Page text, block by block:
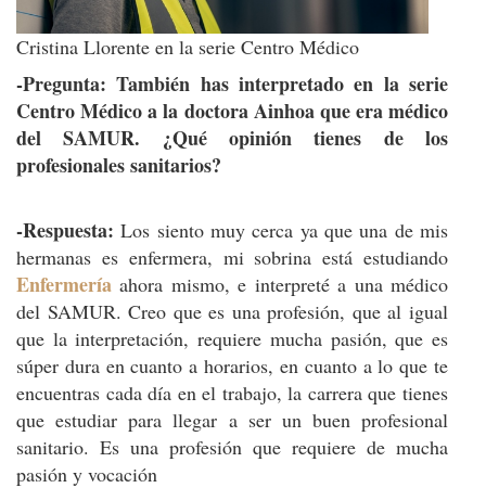
Cristina Llorente en la serie Centro Médico
-Pregunta: También has interpretado en la serie
Centro Médico a la doctora Ainhoa que era médico
del SAMUR. ¿Qué opinión tienes de los
profesionales sanitarios?
-Respuesta: Los siento muy cerca ya que una de mis
hermanas es enfermera, mi sobrina está estudiando
Enfermería ahora mismo, e interpreté a una médico
del SAMUR. Creo que es una profesión, que al igual
que la interpretación, requiere mucha pasión, que es
súper dura en cuanto a horarios, en cuanto a lo que te
encuentras cada día en el trabajo, la carrera que tienes
que estudiar para llegar a ser un buen profesional
sanitario. Es una profesión que requiere de mucha
pasión y vocación